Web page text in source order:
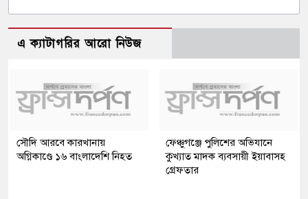
এ ক্যাটাগরির আরো নিউজ
সৌদি আরবে কারখানায়
অগ্নিকাণ্ডে ১৬ বাংলাদেশি নিহত
ফেঞ্চুগঞ্জে পুলিশের অভিযানে
কুখ্যাত মাদক ব্যবসায়ী ইয়াবাসহ
গ্রেফতার